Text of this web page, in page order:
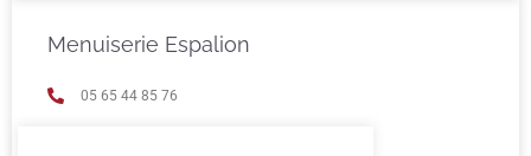
Menuiserie Espalion
05 65 44 85 76